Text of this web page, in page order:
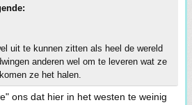
uit te kunnen zitten als heel de wereld
anderen wel om te leveren wat ze
ze het halen.
ons dat hier in het westen te weinig